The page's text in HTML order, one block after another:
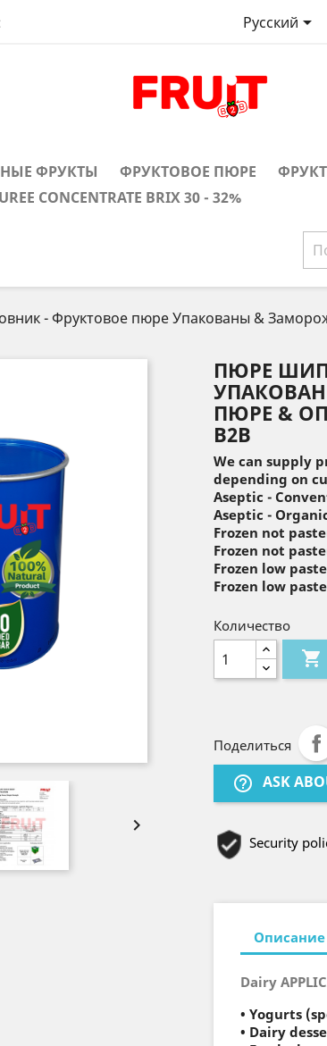
Русский
ФРУКТЫ ФРУКТОВОЕ ПЮРЕ
CONCENTRATE BRIX 30 - 32%
- Фруктовое пюре Упакованы &

ПЮРЕ
ПЮРЕ &
B2B
We can supply
depending on
Aseptic -
Aseptic -
Frozen not
Frozen not
Frozen low
Frozen low
Количество

Поделиться
help_outline ASK
Security
Описание
Dairy
• Yogurts
• Dairy